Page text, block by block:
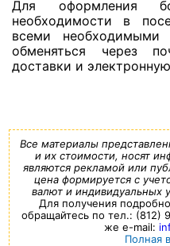
Для оформления
необходимости в
всеми
обменяться через
доставки и
Все материалы
и их стоимости, носят
являются рекламой или
цена формируется с
валют и индивидуальных
Для получения
обращайтесь по тел.: (812)
же e-mail:
Полная